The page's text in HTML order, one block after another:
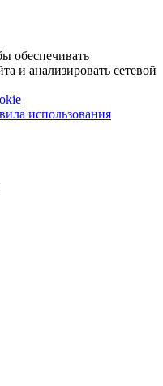
обеспечивать
и анализировать сетевой
использования